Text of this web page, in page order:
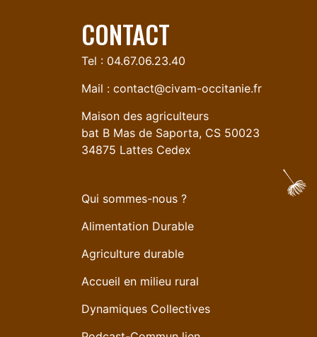
CONTACT
Tel : 04.67.06.23.40
Mail : contact@civam-occitanie.fr
Maison des agriculteurs
bat B Mas de Saporta, CS 50023
34875 Lattes Cedex
Qui sommes-nous ?
Alimentation Durable
Agriculture durable
Accueil en milieu rural
Dynamiques Collectives